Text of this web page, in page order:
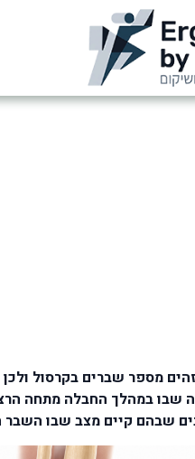
שבו במהלך החבלה מתחה
שבהם קיים מצב שבו השבר